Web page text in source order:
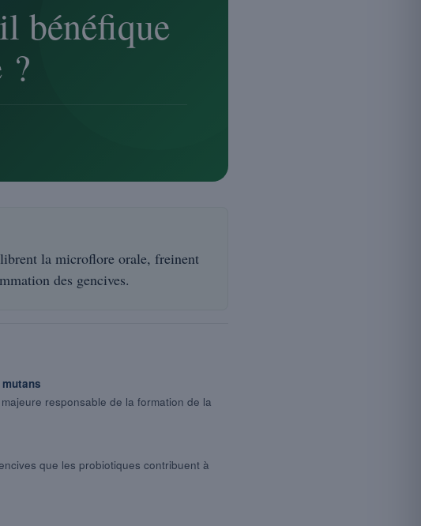
bénéfique
?
la microflore orale, freinent
des gencives.
responsable de la formation de la
que les probiotiques contribuent à